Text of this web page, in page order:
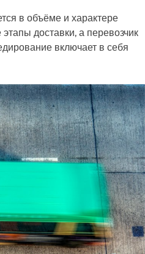
в объёме и характере
доставки, а перевозчик
включает в себя